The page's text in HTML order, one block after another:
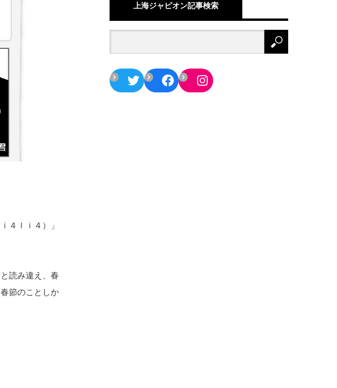
４ｌｉ４）」
読み違え、春
節のことしか
上海ジャピオン記事検索
TwitterFacebookInstagram